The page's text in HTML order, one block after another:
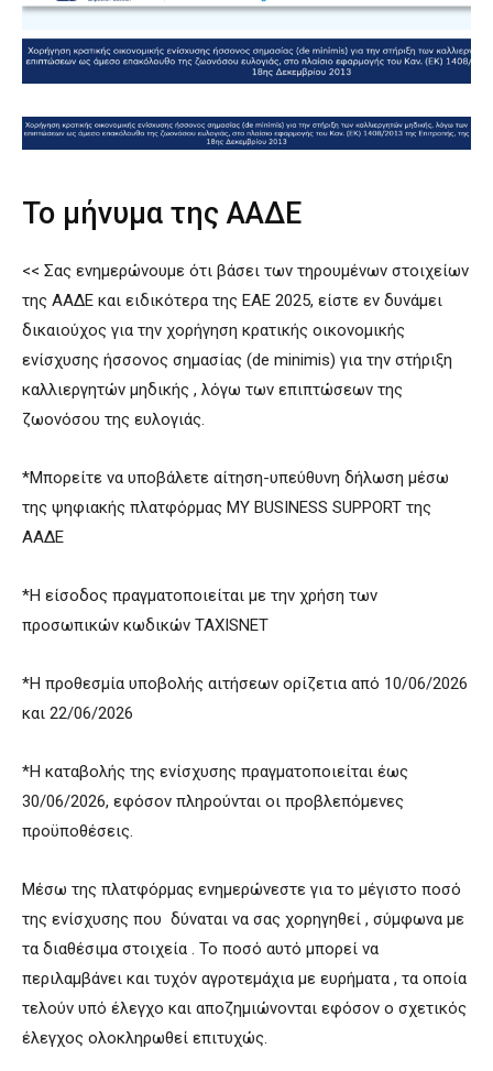
Το μήνυμα της ΑΑΔΕ
<< Σας ενημερώνουμε ότι βάσει των τηρουμένων στοιχείων
της ΑΑΔΕ και ειδικότερα της ΕΑΕ 2025, είστε εν δυνάμει
δικαιούχος για την χορήγηση κρατικής οικονομικής
ενίσχυσης ήσσονος σημασίας (de minimis) για την στήριξη
καλλιεργητών μηδικής , λόγω των επιπτώσεων της
ζωονόσου της ευλογιάς.
*Μπορείτε να υποβάλετε αίτηση-υπεύθυνη δήλωση μέσω
της ψηφιακής πλατφόρμας MY BUSINESS SUPPORT της
ΑΑΔΕ
*Η είσοδος πραγματοποιείται με την χρήση των
προσωπικών κωδικών TAXISNET
*H προθεσμία υποβολής αιτήσεων ορίζετια από 10/06/2026
και 22/06/2026
*Η καταβολής της ενίσχυσης πραγματοποιείται έως
30/06/2026, εφόσον πληρούνται οι προβλεπόμενες
προϋποθέσεις.
Μέσω της πλατφόρμας ενημερώνεστε για το μέγιστο ποσό
της ενίσχυσης που δύναται να σας χορηγηθεί , σύμφωνα με
τα διαθέσιμα στοιχεία . Το ποσό αυτό μπορεί να
περιλαμβάνει και τυχόν αγροτεμάχια με ευρήματα , τα οποία
τελούν υπό έλεγχο και αποζημιώνονται εφόσον ο σχετικός
έλεγχος ολοκληρωθεί επιτυχώς.